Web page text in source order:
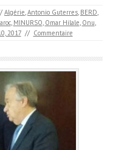
Algérie,Antonio Guterres, BERD,
, MINURSO, Omar Hilale, Onu,
2017 // Commentaire